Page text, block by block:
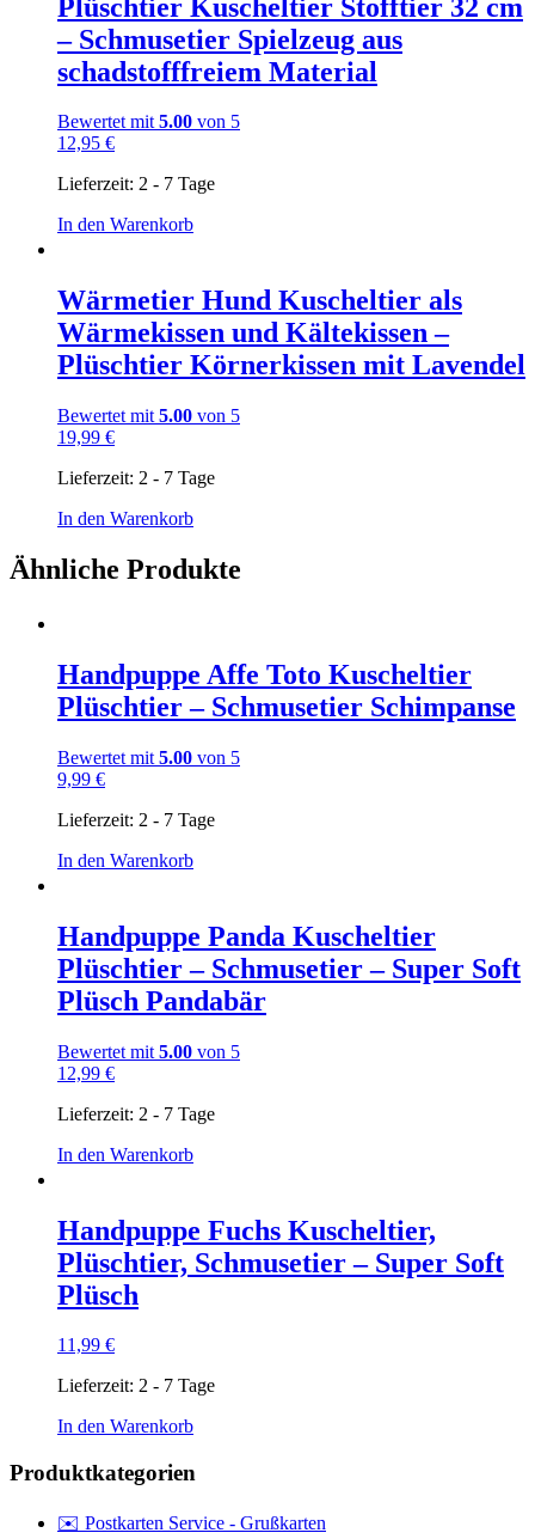
Plüschtier Kuscheltier Stofftier 32 cm
– Schmusetier Spielzeug aus
schadstofffreiem Material
Bewertet mit5.00 von 5
12,95 €
Lieferzeit: 2 - 7 Tage
In den Warenkorb
Wärmetier Hund Kuscheltier als
Wärmekissen und Kältekissen –
Plüschtier Körnerkissen mit Lavendel
Bewertet mit 5.00 von 5
19,99 €
Lieferzeit: 2 - 7 Tage
In den Warenkorb
Ähnliche Produkte
Handpuppe Affe Toto Kuscheltier
Plüschtier – Schmusetier Schimpanse
Bewertet mit 5.00 von 5
9,99 €
Lieferzeit: 2 - 7 Tage
In den Warenkorb
Handpuppe Panda Kuscheltier
Plüschtier – Schmusetier – Super Soft
Plüsch Pandabär
Bewertet mit 5.00 von 5
12,99 €
Lieferzeit: 2 - 7 Tage
In den Warenkorb
Handpuppe Fuchs Kuscheltier,
Plüschtier, Schmusetier – Super Soft
Plüsch
11,99 €
Lieferzeit: 2 - 7 Tage
In den Warenkorb
Produktkategorien
✉️ Postkarten Service - Grußkarten